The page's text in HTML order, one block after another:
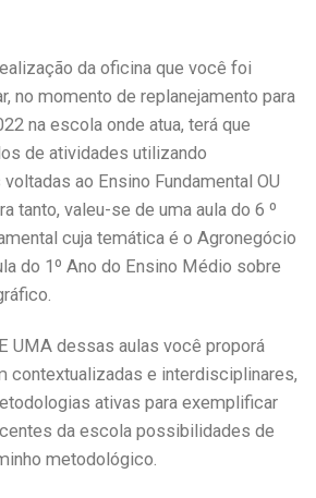
da oficina que você foi
no momento de replanejamento para
na escola onde atua, terá que
de atividades utilizando
ao Ensino Fundamental OU
tanto, valeu-se de uma aula do 6 º
cuja temática é o Agronegócio
do 1º Ano do Ensino Médio sobre
UMA dessas aulas você proporá
contextualizadas e interdisciplinares,
ativas para exemplificar
da escola possibilidades de
metodológico.